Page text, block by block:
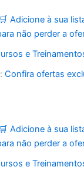
🛒 Adicione à sua
não perder a
e
Confira ofertas
🛒 Adicione à sua
não perder a
e